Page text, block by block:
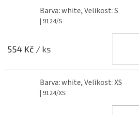
Barva: white, Velikost: S
| 9124/S
554 Kč / ks
Barva: white, Velikost: XS
| 9124/XS